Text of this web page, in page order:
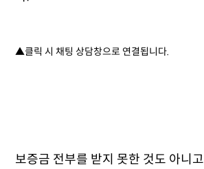
▲클릭 시 채팅 상담창으로 연결됩니다.
보증금 전부를 받지 못한 것도 아니고